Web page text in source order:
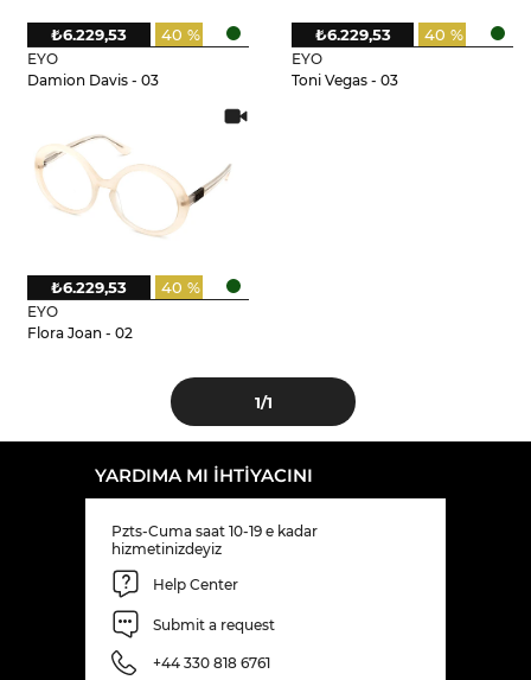
EYO
Damion Davis - 03
40 %
₺6.229,53
EYO
Toni Vegas - 03
40 %
₺6.229,53
EYO
Flora Joan - 02
40 %
₺6.229,53
1/1
YARDIMA MI IHTIYACINI
Pzts-Cuma saat 10-19 e kadar
hizmetinizdeyiz
Help Center
Submit a request
+44 330 818 6761